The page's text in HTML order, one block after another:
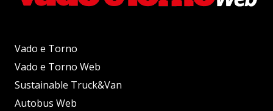
Vado e Torno
Vado e Torno Web
Sustainable Truck&Van
Autobus Web